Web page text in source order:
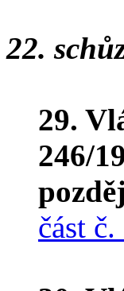
22.
29.
246/
část č.